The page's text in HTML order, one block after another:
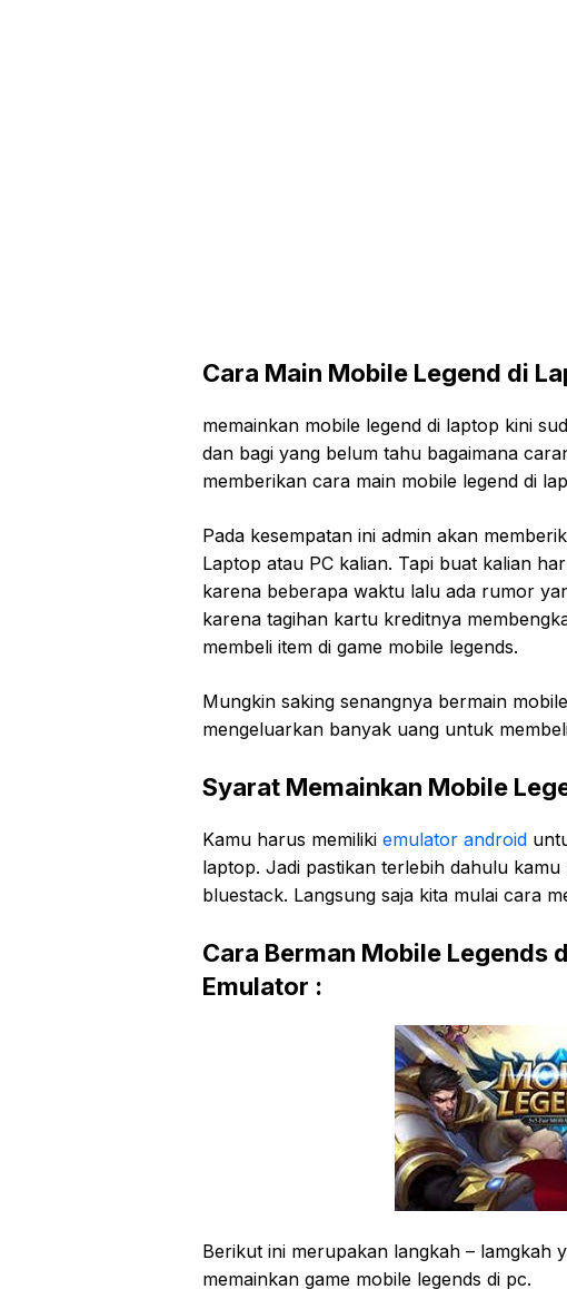
Cara Main Mobile Legend di
memainkan mobile legend di laptop kini
dan bagi yang belum tahu bagaimana
memberikan cara main mobile legend di
Pada kesempatan ini admin akan
Laptop atau PC kalian. Tapi buat kalian
karena beberapa waktu lalu ada rumor
karena tagihan kartu kreditnya
membeli item di game mobile legends.
Mungkin saking senangnya bermain
mengeluarkan banyak uang untuk
Syarat Memainkan Mobile
Kamu harus memiliki emulator android
laptop. Jadi pastikan terlebih dahulu
bluestack. Langsung saja kita mulai cara
Cara Berman Mobile Legends
Emulator :
Berikut ini merupakan langkah – lamgkah
memainkan game mobile legends di pc.